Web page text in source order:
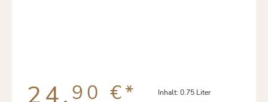
90 €* Inhalt: 0.75 Liter